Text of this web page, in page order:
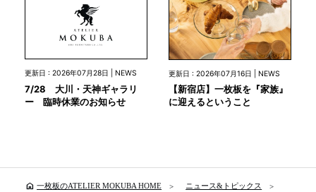
更新日 : 2026年07月28日 | NEWS
7/28 大川・天神ギャラリ
ー 臨時休業のお知らせ
更新日 : 2026年07月16日 | NEWS
【新宿店】一枚板を『家族』
に迎えるということ
home 一枚板のATELIER MOKUBA HOME ニュース&トピックス